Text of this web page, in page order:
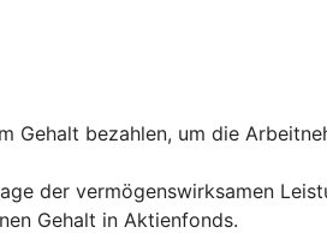
Gehalt bezahlen, um die
der vermögenswirksamen
Gehalt in Aktienfonds.